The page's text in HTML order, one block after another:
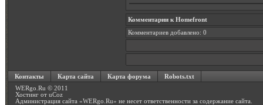
Комментарии к Homefront
Комментариев добавлено: 0
Контакты Карта сайта Карта форума Robots.txt
WERgo.Ru © 2011
Хостинг от uCoz
Администрация сайта «WERgo.Ru» не несет ответственности за содержание сайта.